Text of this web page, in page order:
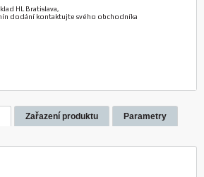
HL Bratislava,
dodání kontaktujte svého obchodníka
Zařazení produktu Parametry